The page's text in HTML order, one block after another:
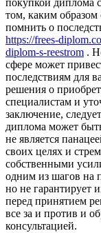
покупкой диплома
том, каким образом
помнить о
https://frees-
diplom-s-reestrom .
сфере может
последствиям для
решения о
специалистам и
заключение,
диплома может
не является
своих целях и
собственными
одним из шагов на
но не гарантирует
перед принятием
все за и против и
консультацией.